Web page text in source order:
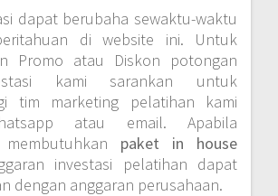
dapat berubaha sewaktu-waktu
di website ini. Untuk
Promo atau Diskon potongan
kami sarankan untuk
tim marketing pelatihan kami
atau email. Apabila
paket in house
investasi pelatihan dapat
dengan anggaran perusahaan.